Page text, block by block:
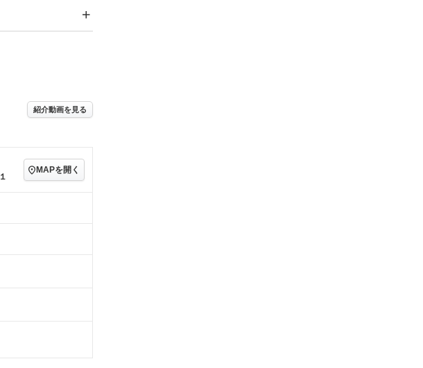
センターデフロック
装備略号／用語解説
キーレス
ローダウン
ベンチシート
紹介動画を見る
MAPを開く